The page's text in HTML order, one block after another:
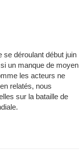
se déroulant début juin
un manque de moyen
les acteurs ne
relatés, nous
sur la bataille de